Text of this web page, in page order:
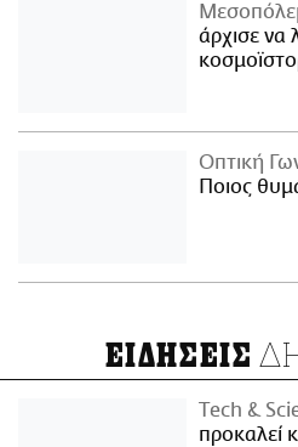
άρχισε να
Οπτική
Ποιος
ΕΙΔΗΣΕΙΣ
Τech &
προκαλεί